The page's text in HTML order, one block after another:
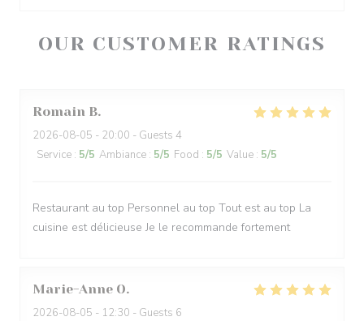
OUR CUSTOMER RATINGS
Romain B
2026-08-05 - 20:00 - Guests 4
Service : 5/5 Ambiance : 5/5 Food : 5/5 Value : 5/5
Restaurant au top Personnel au top Tout est au top La
cuisine est délicieuse Je le recommande fortement
Marie-Anne O
2026-08-05 - 12:30 - Guests 6